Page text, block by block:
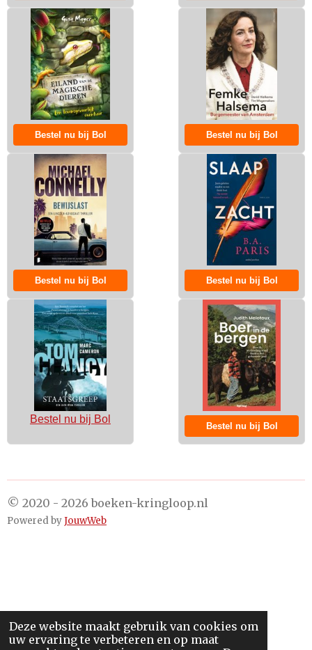
Deze website maakt gebruik van cookies om
uw ervaring te verbeteren en op maat
Bestel nu bij Bol Bestel nu bij Bol
Bestel nu bij Bol Bestel nu bij Bol
Bestel nu bij Bol
Bestel nu bij Bol
© 2020 - 2026 boeken-kringloop.nl
Powered byJouwWeb